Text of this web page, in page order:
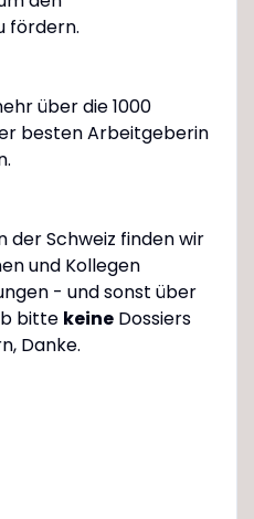
fördern.
über die 1000
besten Arbeitgeberin
Schweiz finden wir
und Kollegen
- und sonst über
bitte keineDossiers
Danke.